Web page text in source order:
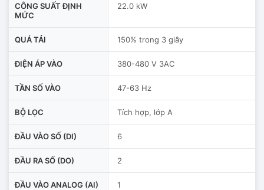
CÔNG SUẤT ĐỊNH
MỨC
22.0 kW
QUÁ TẢI 150% trong 3 giây
ĐIỆN ÁP VÀO 380-480 V 3AC
TẦN SỐ VÀO 47-63 Hz
BỘ LỌC Tích hợp, lớp A
ĐẦU VÀO SỐ (DI) 6
ĐẦU RA SỐ (DO) 2
ĐẦU VÀO ANALOG (AI) 1